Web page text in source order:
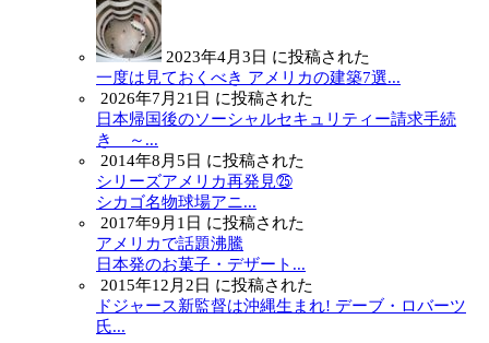
2023年4月3日 に投稿された
一度は見ておくべき アメリカの建築7選...
2026年7月21日 に投稿された
日本帰国後のソーシャルセキュリティー請求手続
き ～...
2014年8月5日 に投稿された
シリーズアメリカ再発見㉕
シカゴ名物球場アニ...
2017年9月1日 に投稿された
アメリカで話題沸騰
日本発のお菓子・デザート...
2015年12月2日 に投稿された
ドジャース新監督は沖縄生まれ! デーブ・ロバーツ
氏...